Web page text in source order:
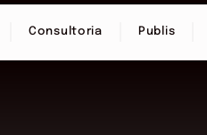
Consultoria Publis